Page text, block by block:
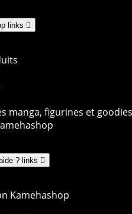
links 
manga, figurines et goodies
? links 
Kamehashop